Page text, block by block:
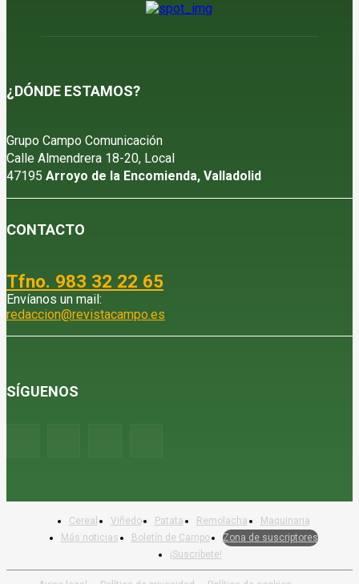
¿DÓNDE ESTAMOS?
Grupo Campo Comunicación
Calle Almendrera 18-20, Local
47195 Arroyo de la Encomienda, Valladolid
CONTACTO
Tfno. 983 32 22 65
Envíanos un mail:
redaccion@revistacampo.es
SÍGUENOS
Cereal Viñedo Patata Remolacha
Maquinaria
Más noticias
Boletín de Campo
Zona de suscriptores
¡Suscríbete!